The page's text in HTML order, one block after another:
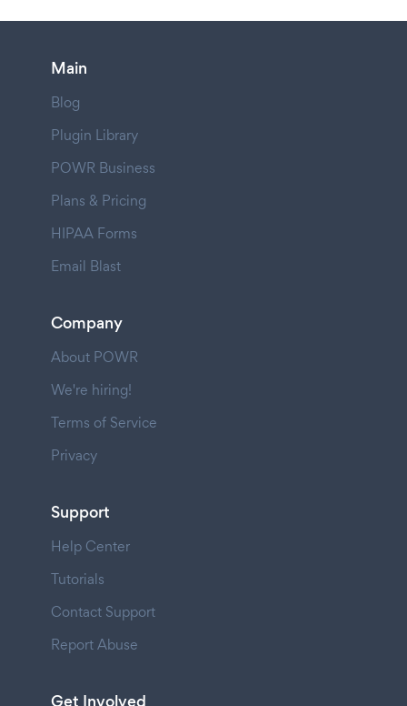
Main
Blog
Plugin Library
POWR Business
Plans & Pricing
HIPAA Forms
Email Blast
Company
About POWR
We're hiring!
Terms of Service
Privacy
Support
Help Center
Tutorials
Contact Support
Report Abuse
Get Involved